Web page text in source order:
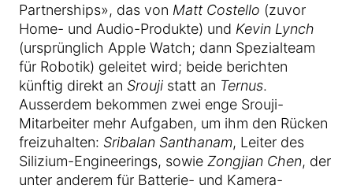
Partnerships», das von Matt Costello (zuvor
Home- und Audio-Produkte) und Kevin Lynch
(ursprünglich Apple Watch; dann Spezialteam
für Robotik) geleitet wird; beide berichten
künftig direkt an Srouji statt an Ternus.
Ausserdem bekommen zwei enge Srouji-
Mitarbeiter mehr Aufgaben, um ihm den Rücken
freizuhalten: Sribalan Santhanam, Leiter des
Silizium-Engineerings, sowie Zongjian Chen, der
unter anderem für Batterie- und Kamera-